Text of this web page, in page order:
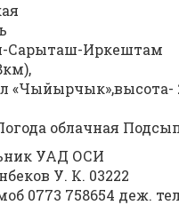
Сарыташ-Иркештам
облачная
УАД ОСИ
У. К. 03222
0773 758654 деж.